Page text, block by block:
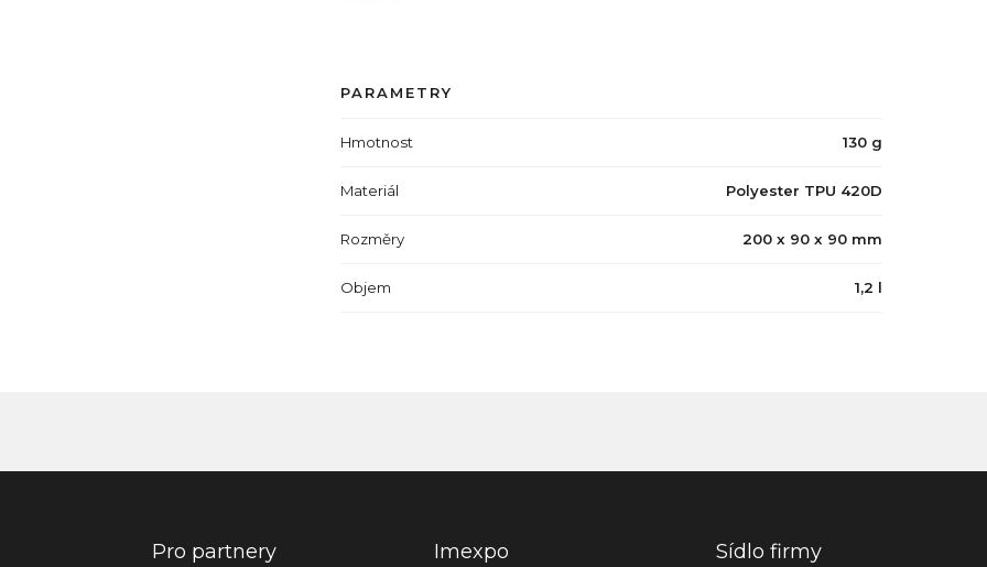
PARAMETRY
Hmotnost 130 g
Materiál Polyester TPU 420D
Rozměry 200 x 90 x 90 mm
Objem 1,2 l
Pro partnery Imexpo Sídlo firmy